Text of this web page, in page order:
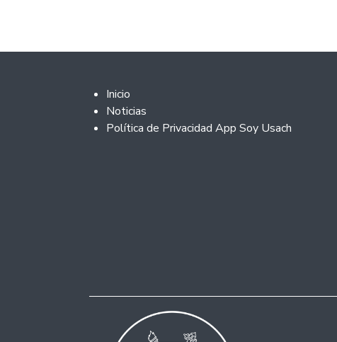
Footer 2
Inicio
Noticias
Política de Privacidad App Soy Usach